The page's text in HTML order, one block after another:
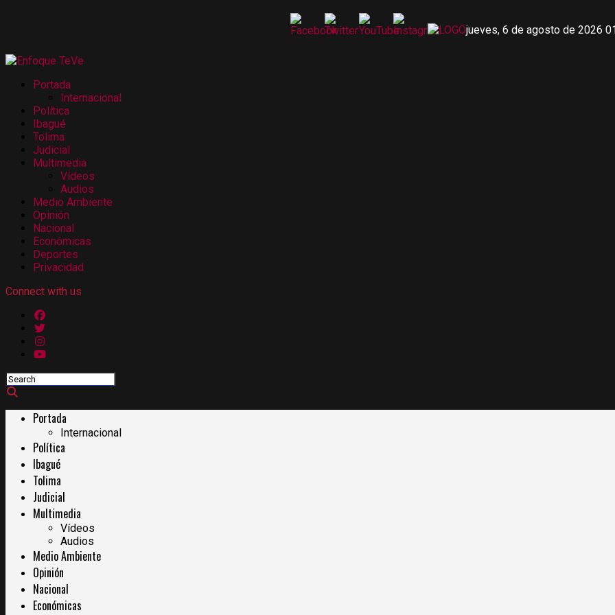
jueves, 6 de agosto de 2026
Portada
Internacional
Política
Ibagué
Tolima
Judicial
Multimedia
Vídeos
Audios
Medio Ambiente
Opinión
Nacional
Económicas
Deportes
Privacidad
Connect with us
Portada
Internacional
Política
Ibagué
Tolima
Judicial
Multimedia
Vídeos
Audios
Medio Ambiente
Opinión
Nacional
Económicas